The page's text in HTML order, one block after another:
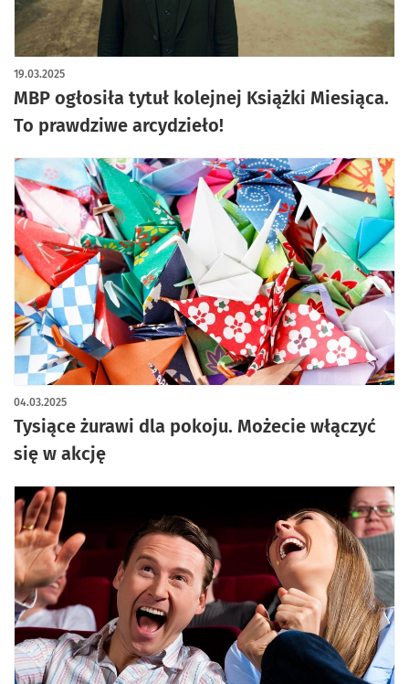
MBP ogłosiła tytuł kolejnej Książki Miesiąca.
To prawdziwe arcydzieło!
19.03.2025
Tysiące żurawi dla pokoju. Możecie włączyć
się w akcję
04.03.2025